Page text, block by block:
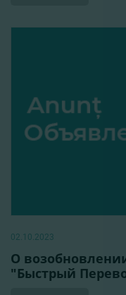
02.10.2023
О
"Быстрый